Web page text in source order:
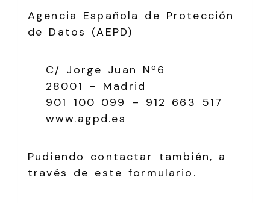
Agencia Española de Protección
de Datos (AEPD)
C/ Jorge Juan Nº6
28001 – Madrid
901 100 099 – 912 663 517
www.agpd.es
Pudiendo contactar también, a
través de este formulario.